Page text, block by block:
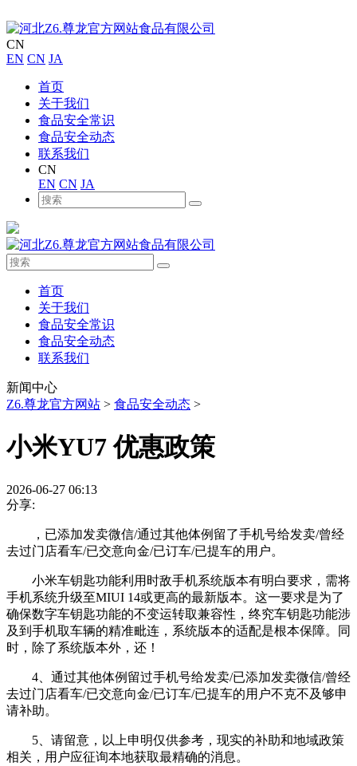
CN
EN CN JA
首页
关于我们
食品安全常识
食品安全动态
联系我们
CN
EN CN JA
首页
关于我们
食品安全常识
食品安全动态
联系我们
新闻中心
Z6.尊龙官方网站 > 食品安全动态 >
小米YU7 优惠政策
2026-06-27 06:13
分享:
，已添加发卖微信/通过其他体例留了手机号给发卖/曾经
去过门店看车/已交意向金/已订车/已提车的用户。
小米车钥匙功能利用时敌手机系统版本有明白要求，需将
手机系统升级至MIUI 14或更高的最新版本。这一要求是为了
确保数字车钥匙功能的不变运转取兼容性，终究车钥匙功能涉
及到手机取车辆的精准毗连，系统版本的适配是根本保障。同
时，除了系统版本外，还！
4、通过其他体例留过手机号给发卖/已添加发卖微信/曾经
去过门店看车/已交意向金/已订车/已提车的用户不克不及够申
请补助。
5、请留意，以上申明仅供参考，现实的补助和地域政策
相关，用户应征询本地获取最精确的消息。